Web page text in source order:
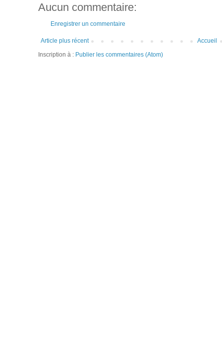
Aucun commentaire:
Enregistrer un commentaire
Article plus récent
Accueil
Inscription à : Publier les commentaires (Atom)